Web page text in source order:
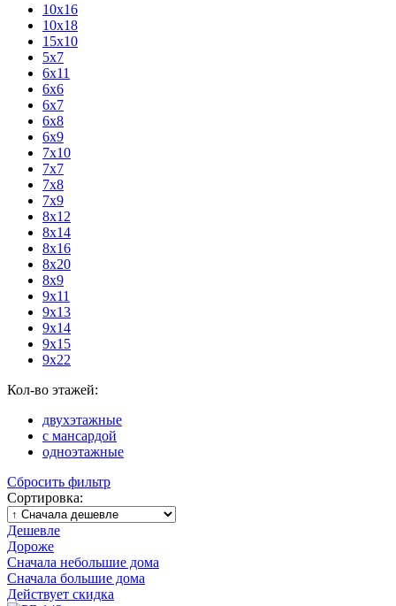
10х16
10х18
15х10
5х7
6х11
6х6
6х7
6х8
6х9
7х10
7х7
7х8
7х9
8х12
8х14
8х16
8х20
8х9
9х11
9х13
9х14
9х15
9х22
Кол-во этажей:
двухэтажные
с мансардой
одноэтажные
Сбросить фильтр
Сортировка:
Дешевле
Дороже
Сначала небольшие дома
Сначала большие дома
Действует скидка